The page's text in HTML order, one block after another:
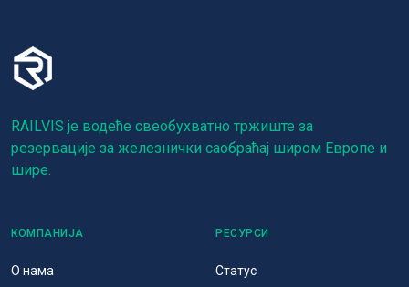
RAILVIS је водеће свеобухватно тржиште за
резервације за железнички саобраћај широм Европе и
шире.
КОМПАНИЈА
О нама
РЕСУРСИ
Статус